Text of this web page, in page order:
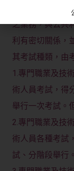
教育或訓練之培
之業務，與公共
利有密切關係，
其考試種類，由
1.專門職業及技
術人員考試，得
舉行一次考試。
2.專門職業及技
術人員各種考試
試、分階段舉行。